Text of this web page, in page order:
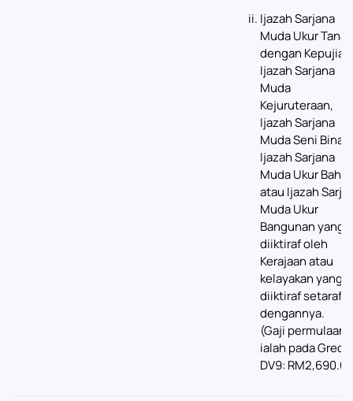
Ijazah Sarjana
Muda Ukur Tanah
dengan
Ijazah Sarjana
Muda
Kejuruteraan,
Ijazah Sarjana
Muda Seni Bina,
Ijazah Sarjana
Muda Ukur
atau Ijazah
Muda Ukur
Bangunan yang
diiktiraf oleh
Kerajaan atau
kelayakan yang
diiktiraf setaraf
dengannya.
(Gaji permulaan
ialah pada Gred
DV9: